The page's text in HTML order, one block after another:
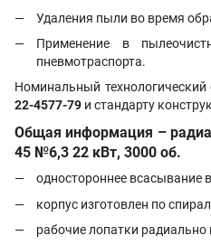
Удаления пыли во время
Применение в
пневмотраспорта.
Номинальный технологический
22-4577-79 и стандарту
Общая информация –
45 №6,3 22 кВт, 3000 об.
одностороннее всасывание
корпус изготовлен по
рабочие лопатки радиально